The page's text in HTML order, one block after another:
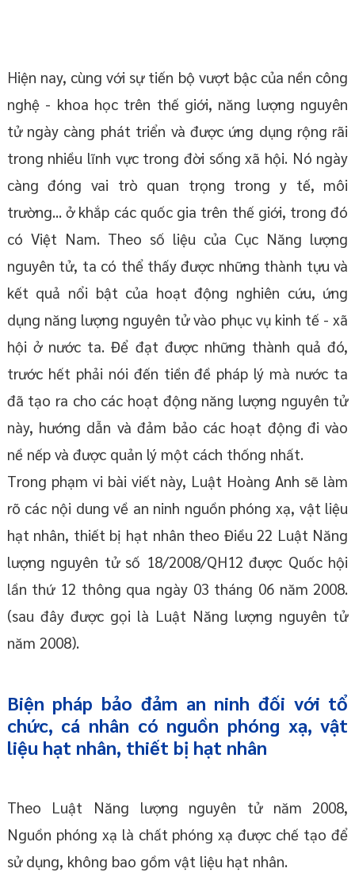
Hiện nay, cùng với sự tiến bộ vượt bậc của nền công
nghệ - khoa học trên thế giới, năng lượng nguyên
tử ngày càng phát triển và được ứng dụng rộng rãi
trong nhiều lĩnh vực trong đời sống xã hội. Nó ngày
càng đóng vai trò quan trọng trong y tế, môi
trường... ở khắp các quốc gia trên thế giới, trong đó
có Việt Nam. Theo số liệu của Cục Năng lượng
nguyên tử, ta có thể thấy được những thành tựu và
kết quả nổi bật của hoạt động nghiên cứu, ứng
dụng năng lượng nguyên tử vào phục vụ kinh tế - xã
hội ở nước ta. Để đạt được những thành quả đó,
trước hết phải nói đến tiền đề pháp lý mà nước ta
đã tạo ra cho các hoạt động năng lượng nguyên tử
này, hướng dẫn và đảm bảo các hoạt động đi vào
nề nếp và được quản lý một cách thống nhất.
Trong phạm vi bài viết này, Luật Hoàng Anh sẽ làm
rõ các nội dung về an ninh nguồn phóng xạ, vật liệu
hạt nhân, thiết bị hạt nhân theo Điều 22 Luật Năng
lượng nguyên tử số 18/2008/QH12 được Quốc hội
lần thứ 12 thông qua ngày 03 tháng 06 năm 2008.
(sau đây được gọi là Luật Năng lượng nguyên tử
năm 2008).
Biện pháp bảo đảm an ninh đối với tổ
chức, cá nhân có nguồn phóng xạ, vật
liệu hạt nhân, thiết bị hạt nhân
Theo Luật Năng lượng nguyên tử năm 2008,
Nguồn phóng xạ là chất phóng xạ được chế tạo để
sử dụng, không bao gồm vật liệu hạt nhân.